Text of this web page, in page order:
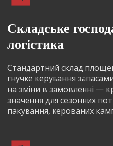
Складське
логістика
Стандартний склад
гнучке керування
на зміни в замовленні —
значення для сезонних
пакування, керованих